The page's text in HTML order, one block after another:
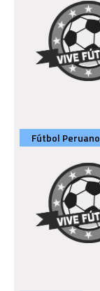
Fútbol Peruano